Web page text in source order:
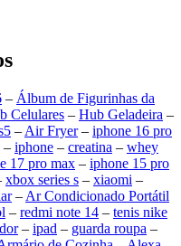
– Álbum de Figurinhas da
Celulares – Hub Geladeira –
– Air Fryer– iphone 16 pro
– iphone – creatina – whey
17 pro max – iphone 15 pro
xbox series s – xiaomi –
– Ar Condicionado Portátil
– redmi note 14 – tenis nike
– ipad – guarda roupa –